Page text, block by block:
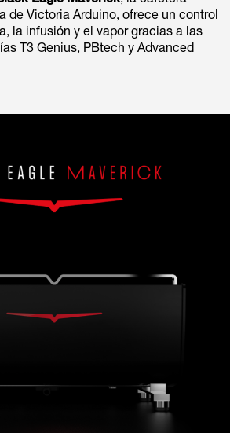
de Victoria Arduino, ofrece un control
la infusión y el vapor gracias a las
T3 Genius, PBtech y Advanced